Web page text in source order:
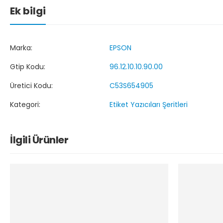
Ek bilgi
Marka:
EPSON
Gtip Kodu:
96.12.10.10.90.00
Üretici Kodu:
C53S654905
Kategori:
Etiket Yazıcıları Şeritleri
İlgili Ürünler